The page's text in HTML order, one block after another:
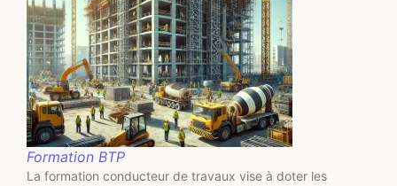
Formation BTP
La formation conducteur de travaux vise à doter les